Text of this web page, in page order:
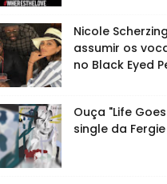
Nicole
assumir os
no Black Eyed
Ouça "Life
single da Fergie